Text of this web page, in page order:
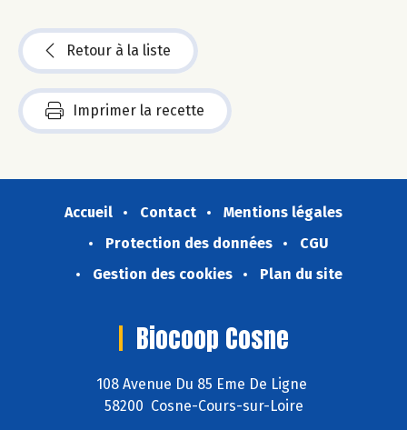
Retour à la liste
Imprimer la recette
Accueil Contact
Mentions légales
Protection des données
CGU
Gestion des cookies
Plan du site
Biocoop Cosne
108 Avenue Du 85 Eme De Ligne
58200 Cosne-Cours-sur-Loire